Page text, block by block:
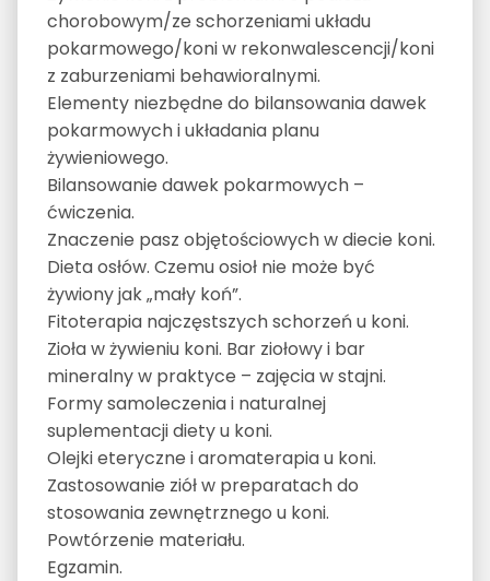
chorobowym/ze schorzeniami układu
pokarmowego/koni w rekonwalescencji/koni
z zaburzeniami behawioralnymi.
Elementy niezbędne do bilansowania dawek
pokarmowych i układania planu
żywieniowego.
Bilansowanie dawek pokarmowych –
ćwiczenia.
Znaczenie pasz objętościowych w diecie koni.
Dieta osłów. Czemu osioł nie może być
żywiony jak „mały koń”.
Fitoterapia najczęstszych schorzeń u koni.
Zioła w żywieniu koni. Bar ziołowy i bar
mineralny w praktyce – zajęcia w stajni.
Formy samoleczenia i naturalnej
suplementacji diety u koni.
Olejki eteryczne i aromaterapia u koni.
Zastosowanie ziół w preparatach do
stosowania zewnętrznego u koni.
Powtórzenie materiału.
Egzamin.